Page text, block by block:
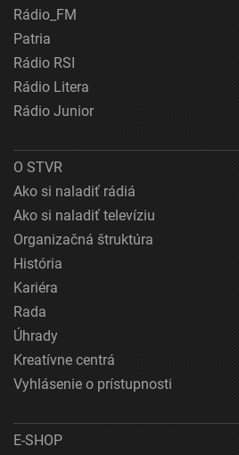
Rádio_FM
Patria
Rádio RSI
Rádio Litera
Rádio Junior
O STVR
Ako si naladiť rádiá
Ako si naladiť televíziu
Organizačná štruktúra
História
Kariéra
Rada
Úhrady
Kreatívne centrá
Vyhlásenie o prístupnosti
E-SHOP